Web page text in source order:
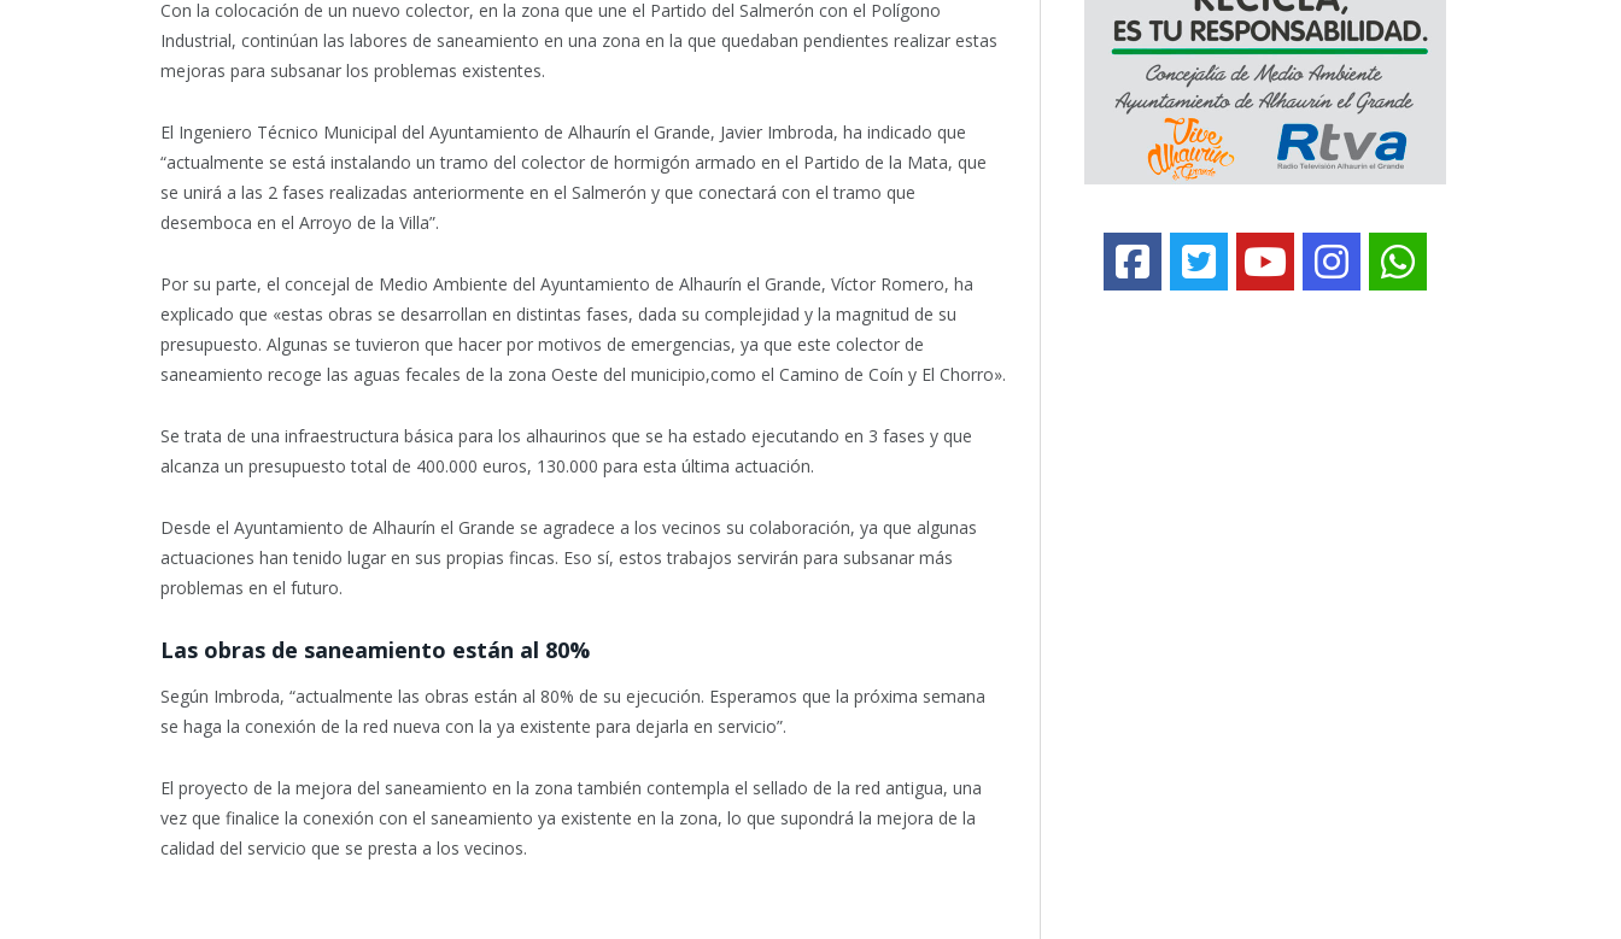
Con la colocación de un nuevo colector, en la zona que une el Partido del Salmerón con el Polígono
Industrial, continúan las labores de saneamiento en una zona en la que quedaban pendientes realizar estas
mejoras para subsanar los problemas existentes.
El Ingeniero Técnico Municipal del Ayuntamiento de Alhaurín el Grande, Javier Imbroda, ha indicado que
“actualmente se está instalando un tramo del colector de hormigón armado en el Partido de la Mata, que
se unirá a las 2 fases realizadas anteriormente en el Salmerón y que conectará con el tramo que
desemboca en el Arroyo de la Villa”.
Por su parte, el concejal de Medio Ambiente del Ayuntamiento de Alhaurín el Grande, Víctor Romero, ha
explicado que «estas obras se desarrollan en distintas fases, dada su complejidad y la magnitud de su
presupuesto. Algunas se tuvieron que hacer por motivos de emergencias, ya que este colector de
saneamiento recoge las aguas fecales de la zona Oeste del municipio,como el Camino de Coín y El Chorro».
Se trata de una infraestructura básica para los alhaurinos que se ha estado ejecutando en 3 fases y que
alcanza un presupuesto total de 400.000 euros, 130.000 para esta última actuación.
Desde el Ayuntamiento de Alhaurín el Grande se agradece a los vecinos su colaboración, ya que algunas
actuaciones han tenido lugar en sus propias fincas. Eso sí, estos trabajos servirán para subsanar más
problemas en el futuro.
Las obras de saneamiento están al 80%
Según Imbroda, “actualmente las obras están al 80% de su ejecución. Esperamos que la próxima semana
se haga la conexión de la red nueva con la ya existente para dejarla en servicio”.
El proyecto de la mejora del saneamiento en la zona también contempla el sellado de la red antigua, una
vez que finalice la conexión con el saneamiento ya existente en la zona, lo que supondrá la mejora de la
calidad del servicio que se presta a los vecinos.